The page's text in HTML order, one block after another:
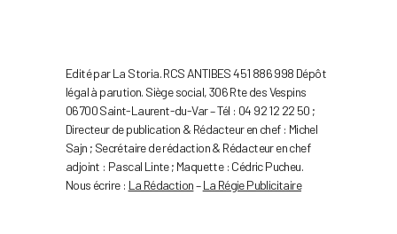
Edité par La Storia. RCS ANTIBES 451 886 998 Dépôt
légal à parution. Siège social, 306 Rte des Vespins
06700 Saint-Laurent-du-Var – Tél : 04 92 12 22 50 ;
Directeur de publication & Rédacteur en chef : Michel
Sajn ; Secrétaire de rédaction & Rédacteur en chef
adjoint : Pascal Linte ; Maquette : Cédric Pucheu.
Nous écrire : La Rédaction–La Régie Publicitaire